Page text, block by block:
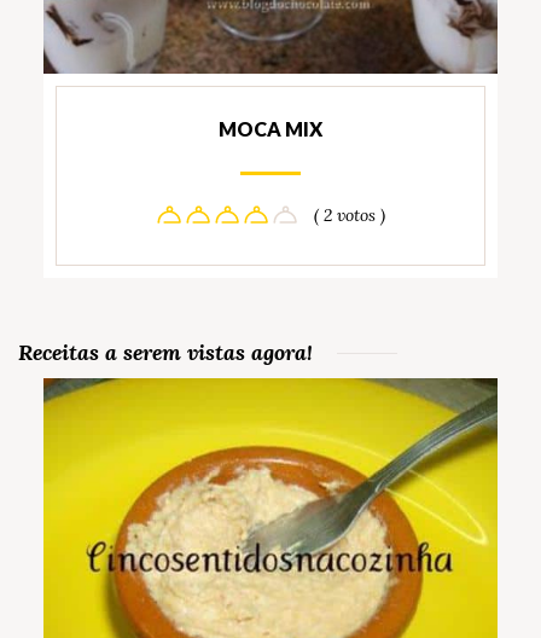
MOCA MIX
( 2 votos )
Receitas a serem vistas agora!